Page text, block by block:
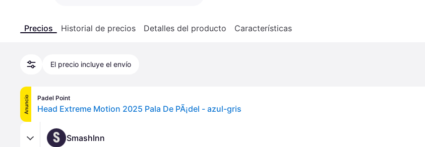
Precios Historial de precios Detalles del producto Características
El precio incluye el envío
Anuncio Padel Point
Head Extreme Motion 2025 Pala De PÃ¡del - azul-gris
S SmashInn